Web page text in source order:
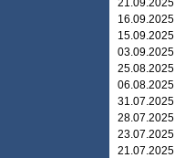
21.09.2025
16.09.2025
15.09.2025
03.09.2025
25.08.2025
06.08.2025
31.07.2025
28.07.2025
23.07.2025
21.07.2025